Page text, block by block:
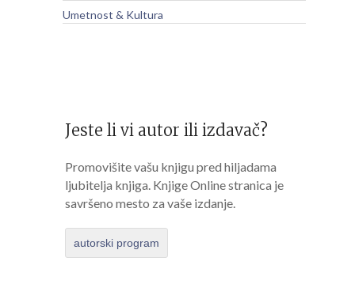
Umetnost & Kultura
Jeste li vi autor ili izdavač?
Promovišite vašu knjigu pred hiljadama
ljubitelja knjiga. Knjige Online stranica je
savršeno mesto za vaše izdanje.
autorski program